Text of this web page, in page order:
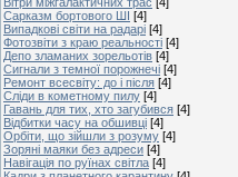
Сарказм бортового ШІ [4]
Випадкові світи на радарі [4]
Фотозвіти з краю реальності [4]
Депо зламаних зорельотів [4]
Сигнали з темної порожнечі [4]
Ремонт всесвіту: до і після [4]
Сліди в кометному пилу [4]
Гавань для тих, хто загубився [4]
Відбитки часу на обшивці [4]
Орбіти, що зійшли з розуму [4]
Зоряні маяки без адреси [4]
Навігація по руїнах світла [4]